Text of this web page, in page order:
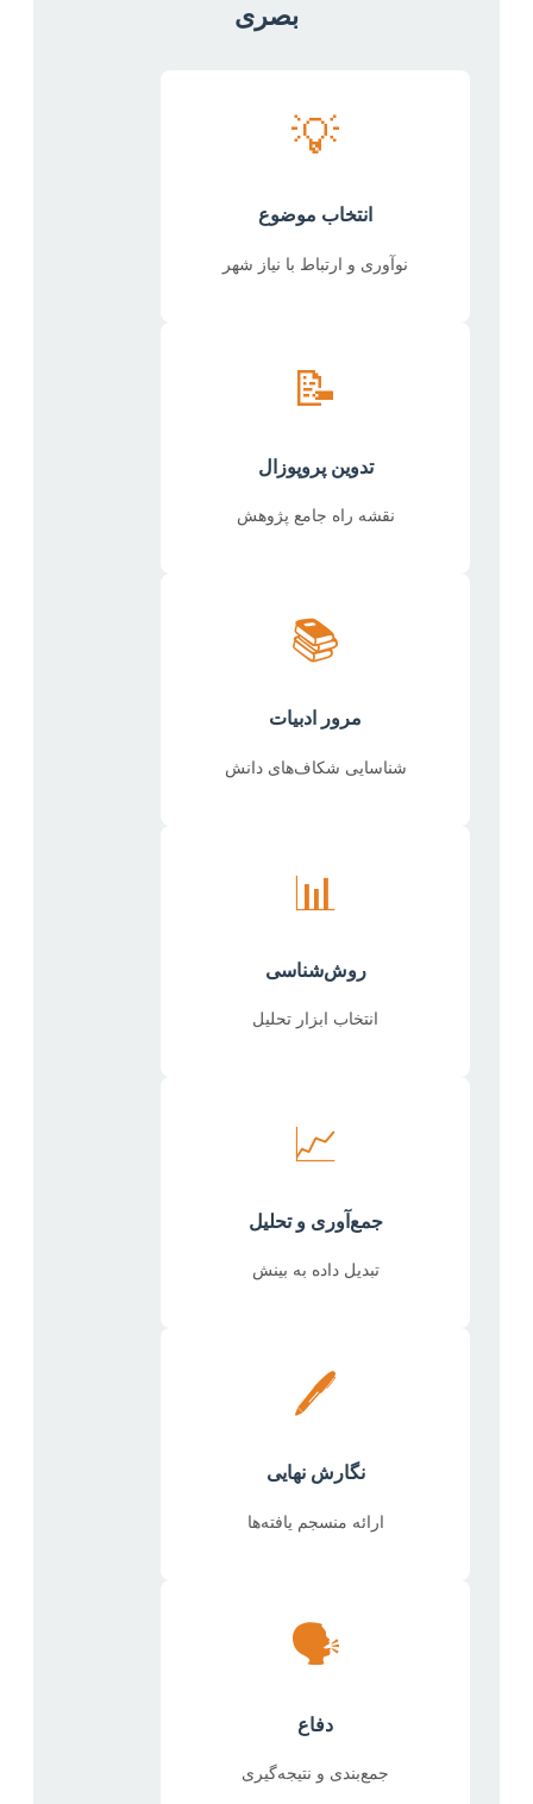
بصری
💡
انتخاب موضوع
نوآوری و ارتباط با نیاز شهر
📝
تدوین پروپوزال
نقشه راه جامع پژوهش
📚
مرور ادبیات
شناسایی شکاف‌های دانش
📊
روش‌شناسی
انتخاب ابزار تحلیل
📈
جمع‌آوری و تحلیل
تبدیل داده به بینش
🖊️
نگارش نهایی
ارائه منسجم یافته‌ها
🗣️
دفاع
جمع‌بندی و نتیجه‌گیری